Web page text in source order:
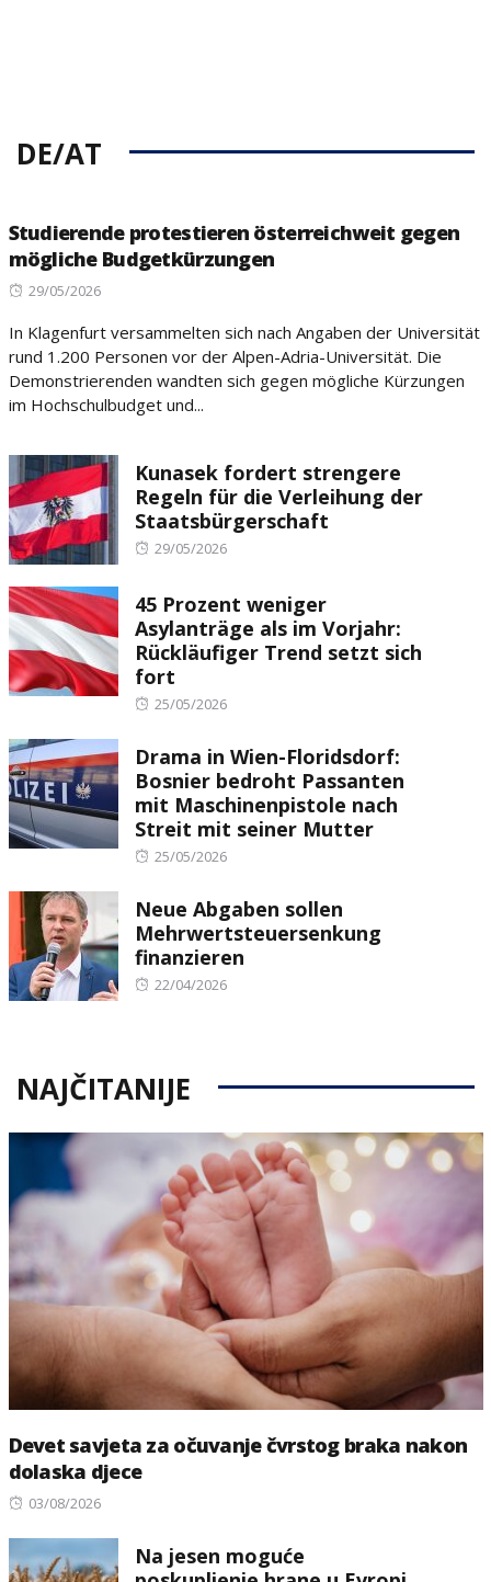
DE/AT
Studierende protestieren österreichweit gegen
mögliche Budgetkürzungen
Posted
29/05/2026
In Klagenfurt versammelten sich nach Angaben der Universität
rund 1.200 Personen vor der Alpen-Adria-Universität. Die
Demonstrierenden wandten sich gegen mögliche Kürzungen
im Hochschulbudget und...
Kunasek fordert strengere
Regeln für die Verleihung der
Staatsbürgerschaft
Posted
29/05/2026
45 Prozent weniger
Asylanträge als im Vorjahr:
Rückläufiger Trend setzt sich
fort
Posted
25/05/2026
Drama in Wien-Floridsdorf:
Bosnier bedroht Passanten
mit Maschinenpistole nach
Streit mit seiner Mutter
Posted
25/05/2026
Neue Abgaben sollen
Mehrwertsteuersenkung
finanzieren
Posted
22/04/2026
NAJČITANIJE
Devet savjeta za očuvanje čvrstog braka nakon
dolaska djece
Posted
03/08/2026
Na jesen moguće